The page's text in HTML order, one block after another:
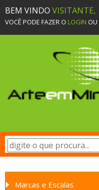
BEM VINDO VISITANTE,
VOCÊ PODE FAZER O LOGIN OU
Marcas e Escalas